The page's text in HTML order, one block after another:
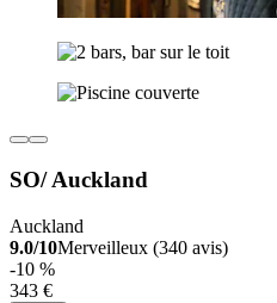
SO/ Auckland
Auckland
9.0/10Merveilleux (340 avis)
-10 %
343 €